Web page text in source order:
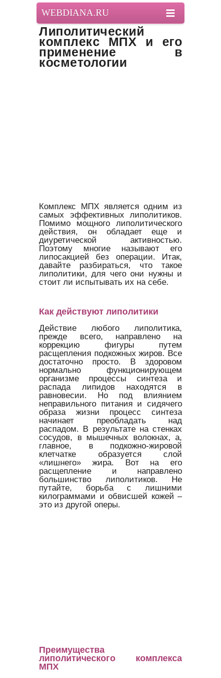
WEBDIANA.RU
Липолитический
комплекс МПХ и его
применение в
косметологии
Комплекс МПХ является одним из
самых эффективных липолитиков.
Помимо мощного липолитического
действия, он обладает еще и
диуретической активностью.
Поэтому многие называют его
липосакцией без операции. Итак,
давайте разбираться, что такое
липолитики, для чего они нужны и
стоит ли испытывать их на себе.
Как действуют липолитики
Действие любого липолитика,
прежде всего, направлено на
коррекцию фигуры путем
расщепления подкожных жиров. Все
достаточно просто. В здоровом
нормально функционирующем
организме процессы синтеза и
распада липидов находятся в
равновесии. Но под влиянием
неправильного питания и сидячего
образа жизни процесс синтеза
начинает преобладать над
распадом. В результате на стенках
сосудов, в мышечных волокнах, а,
главное, в подкожно-жировой
клетчатке образуется слой
«лишнего» жира. Вот на его
расщепление и направлено
большинство липолитиков. Не
путайте, борьба с лишними
килограммами и обвисшей кожей –
это из другой оперы.
Преимущества
липолитического комплекса
МПХ